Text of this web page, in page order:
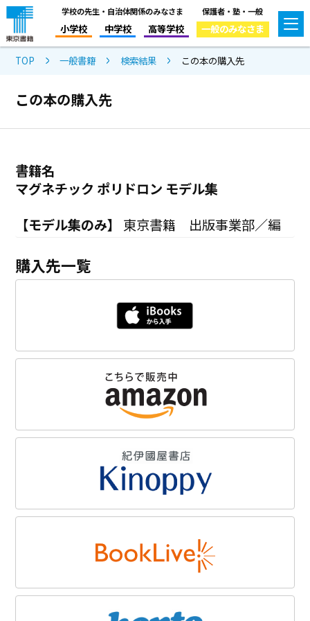
学校の先生・自治体関係のみなさま
小学校 中学校 高等学校
保護者・塾・一般
一般のみなさま
TOP 一般書籍 検索結果 この本の購入先
この本の購入先
書籍名
マグネチック ポリドロン モデル集
【モデル集のみ】
東京書籍 出版事業部／編
購入先一覧